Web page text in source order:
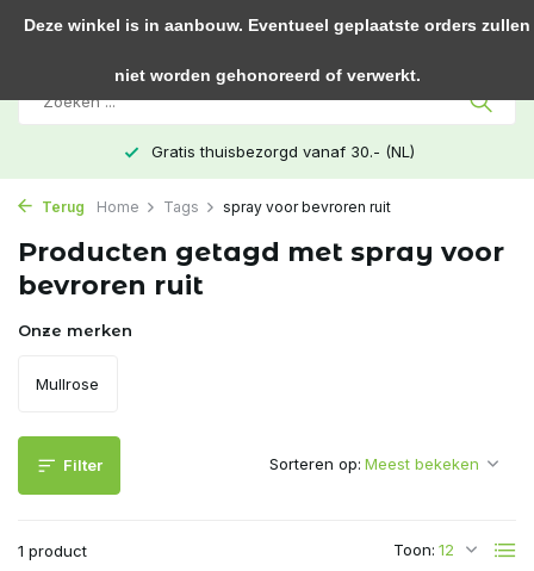
Gratis thuisbezorgd vanaf 30.- (NL)
Terug Home Tags spray voor bevroren ruit
Producten getagd met spray voor
bevroren ruit
Onze merken
Mullrose
Filter
1 product Toon:
Sorteren op:
Deze winkel is in aanbouw. Eventueel geplaatste orders zullen
niet worden gehonoreerd of verwerkt.